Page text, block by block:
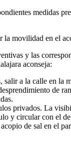
medidas
la movilidad en el
y las
aconseja:
salir a la calle en la
de
privados. La
y circular con el
de sal en el